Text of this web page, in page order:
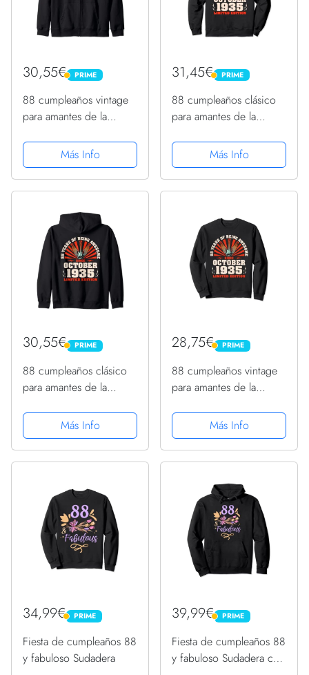
30,55€ PRIME
PRIME
88 cumpleaños vintage
para amantes de la
1935 Sudadera con
Capucha
Más Info
31,45€ PRIME
PRIME
88 cumpleaños clásico
para amantes de la
octubre de 1935
Sudadera con Capucha
Más Info
30,55€ PRIME
PRIME
88 cumpleaños clásico
para amantes de la
octubre de 1935
Sudadera con Capucha
Más Info
28,75€ PRIME
PRIME
88 cumpleaños vintage
para amantes de la
1935 Sudadera
Más Info
34,99€ PRIME
PRIME
Fiesta de cumpleaños 88
y fabuloso Sudadera
39,99€ PRIME
PRIME
Fiesta de cumpleaños 88
y fabuloso Sudadera con